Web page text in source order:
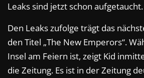
Leaks sind jetzt schon aufgetaucht.
Den Leaks zufolge trägt das
den Titel „The New Emperors“.
Insel am Feiern ist, zeigt Kid
die Zeitung. Es ist in der Zeitung